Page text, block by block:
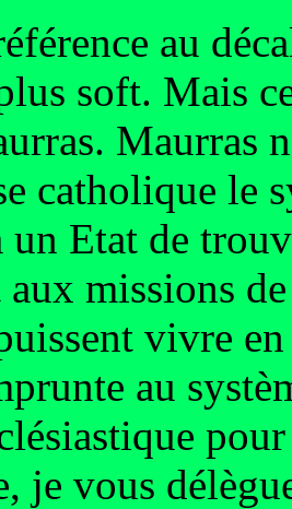
au
soft. Mais
Maurras
catholique le
un Etat de
missions
vivre
au
je vous